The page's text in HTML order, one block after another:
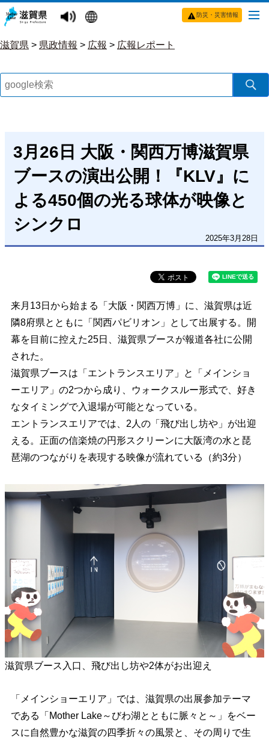
防災・災害情報
滋賀県 > 県政情報 > 広報 > 広報レポート
3月26日 大阪・関西万博滋賀県
ブースの演出公開！『KLV』に
よる450個の光る球体が映像と
シンクロ
2025年3月28日
来月13日から始まる「大阪・関西万博」に、滋賀県は近
隣8府県とともに「関西パビリオン」として出展する。開
幕を目前に控えた25日、滋賀県ブースが報道各社に公開
された。
滋賀県ブースは「エントランスエリア」と「メインショ
ーエリア」の2つから成り、ウォークスルー形式で、好き
なタイミングで入退場が可能となっている。
エントランスエリアでは、2人の「飛び出し坊や」が出迎
える。正面の信楽焼の円形スクリーンに大阪湾の水と琵
琶湖のつながりを表現する映像が流れている（約3分）
滋賀県ブース入口、飛び出し坊や2体がお出迎え
「メインショーエリア」では、滋賀県の出展参加テーマ
である「Mother Lake～びわ湖とともに脈々と～」をベー
スに自然豊かな滋賀の四季折々の風景と、その周りで生